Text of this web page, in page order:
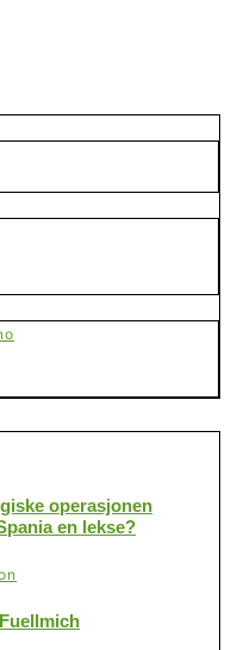
operasjonen
en lekse?